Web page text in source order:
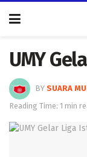
UMY
BY SUARA
Reading Time: 1 min